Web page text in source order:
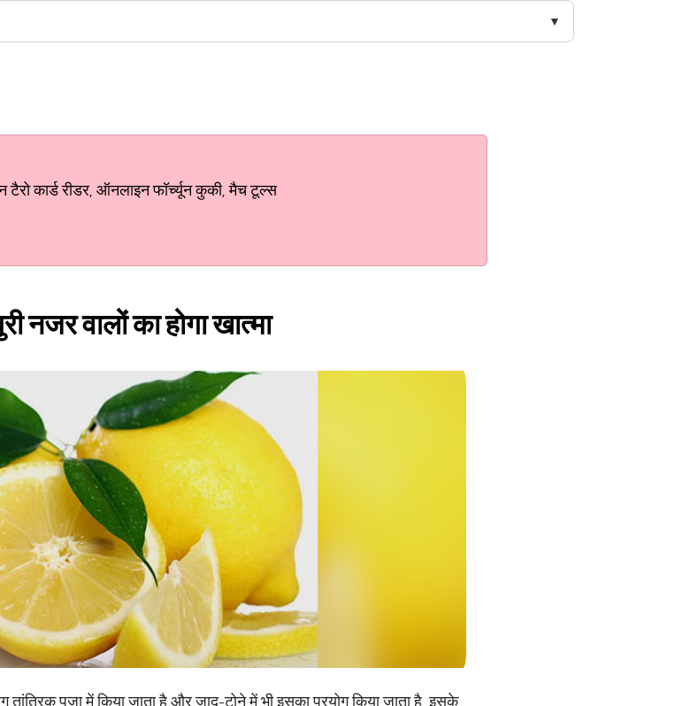
कार्ड रीडर, ऑनलाइन फॉर्च्यून कुकी, मैच टूल्स
वालों का होगा खात्मा
तांत्रिक पूजा में किया जाता है और जादू-टोने में भी इसका प्रयोग किया जाता है. इसके